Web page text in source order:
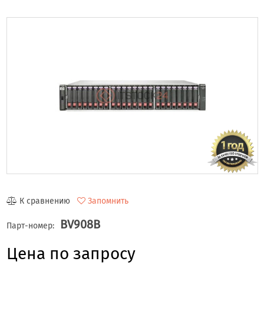
К сравнению Запомнить
Парт-номер: BV908B
Цена по запросу